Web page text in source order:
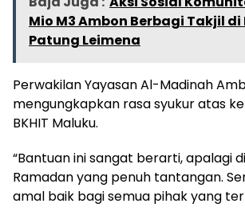
Mio M3 Ambon Berbagi Takjil di
Patung Leimena
Perwakilan Yayasan Al-Madinah
mengungkapkan rasa syukur atas
BKHIT Maluku.
“Bantuan ini sangat berarti, apalagi
Ramadan yang penuh tantangan.
amal baik bagi semua pihak yang